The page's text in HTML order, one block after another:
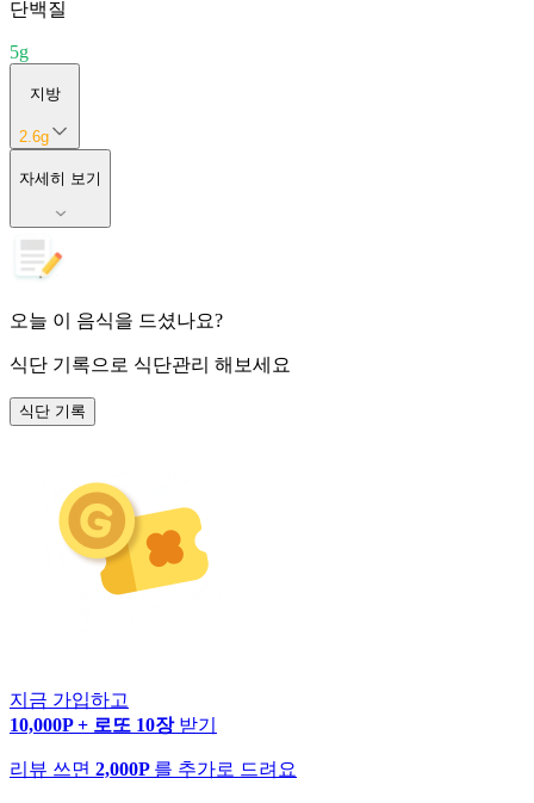
단백질
5g
지방
2.6g
자세히 보기
오늘 이 음식을 드셨나요?
식단 기록으로 식단관리 해보세요
식단 기록
지금 가입하고
10,000P + 로또 10장 받기
리뷰 쓰면 2,000P 를 추가로 드려요